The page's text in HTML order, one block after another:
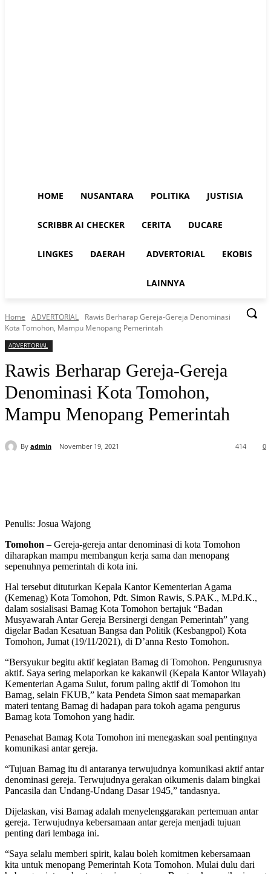
HOME NUSANTARA POLITIKA JUSTISIA
SCRIBBR AI CHECKER CERITA DUCARE
LINGKES DAERAH ADVERTORIAL EKOBIS
LAINNYA
Home ADVERTORIAL
Rawis Berharap Gereja-Gereja Denominasi
Kota Tomohon, Mampu Menopang Pemerintah
ADVERTORIAL
Rawis Berharap Gereja-Gereja
Denominasi Kota Tomohon,
Mampu Menopang Pemerintah
By admin November 19, 2021 0
414
Penulis: Josua Wajong
Tomohon – Gereja-gereja antar denominasi di kota Tomohon
diharapkan mampu membangun kerja sama dan menopang
sepenuhnya pemerintah di kota ini.
Hal tersebut dituturkan Kepala Kantor Kementerian Agama
(Kemenag) Kota Tomohon, Pdt. Simon Rawis, S.PAK., M.Pd.K.,
dalam sosialisasi Bamag Kota Tomohon bertajuk “Badan
Musyawarah Antar Gereja Bersinergi dengan Pemerintah” yang
digelar Badan Kesatuan Bangsa dan Politik (Kesbangpol) Kota
Tomohon, Jumat (19/11/2021), di D’anna Resto Tomohon.
“Bersyukur begitu aktif kegiatan Bamag di Tomohon. Pengurusnya
aktif. Saya sering melaporkan ke kakanwil (Kepala Kantor Wilayah)
Kementerian Agama Sulut, forum paling aktif di Tomohon itu
Bamag, selain FKUB,” kata Pendeta Simon saat memaparkan
materi tentang Bamag di hadapan para tokoh agama pengurus
Bamag kota Tomohon yang hadir.
Penasehat Bamag Kota Tomohon ini menegaskan soal pentingnya
komunikasi antar gereja.
“Tujuan Bamag itu di antaranya terwujudnya komunikasi aktif antar
denominasi gereja. Terwujudnya gerakan oikumenis dalam bingkai
Pancasila dan Undang-Undang Dasar 1945,” tandasnya.
Dijelaskan, visi Bamag adalah menyelenggarakan pertemuan antar
gereja. Terwujudnya kebersamaan antar gereja menjadi tujuan
penting dari lembaga ini.
“Saya selalu memberi spirit, kalau boleh komitmen kebersamaan
kita untuk menopang Pemerintah Kota Tomohon. Mulai dulu dari